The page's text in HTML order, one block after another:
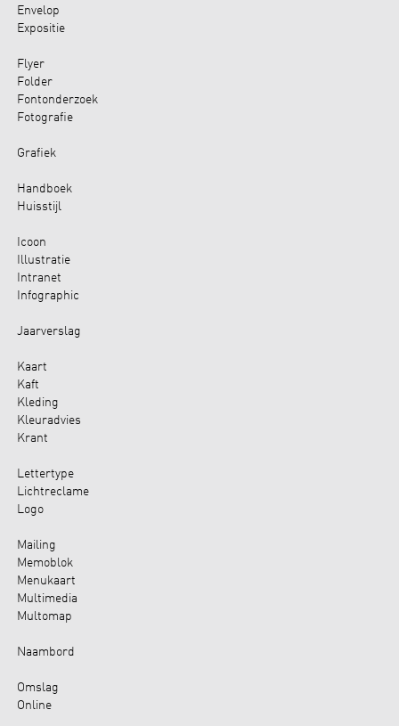
Envelop
Expositie
Flyer
Folder
Fontonderzoek
Fotografie
Grafiek
Handboek
Huisstijl
Icoon
Illustratie
Intranet
Infographic
Jaarverslag
Kaart
Kaft
Kleding
Kleuradvies
Krant
Lettertype
Lichtreclame
Logo
Mailing
Memoblok
Menukaart
Multimedia
Multomap
Naambord
Omslag
Online